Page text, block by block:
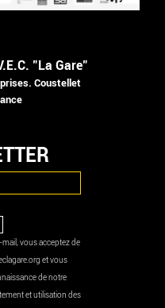
"La Gare"
Coustellet
vous acceptez de
et vous
de notre
et utilisation des